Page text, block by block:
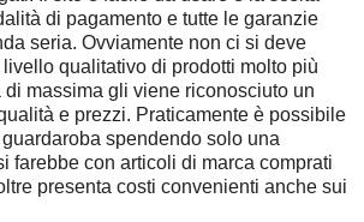
di pagamento e tutte le garanzie
seria. Ovviamente non ci si deve
qualitativo di prodotti molto più
massima gli viene riconosciuto un
e prezzi. Praticamente è possibile
spendendo solo una
farebbe con articoli di marca comprati
presenta costi convenienti anche sui